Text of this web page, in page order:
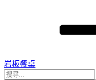
岩板餐桌
搜